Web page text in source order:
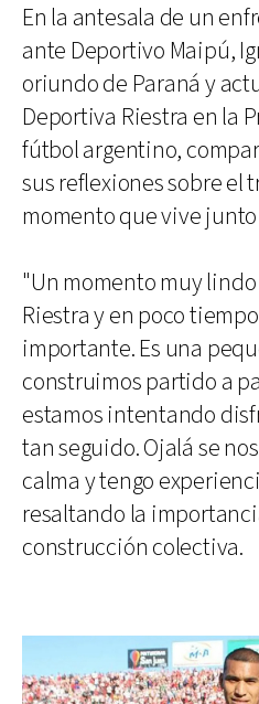
En la antesala de un
ante Deportivo Maipú,
oriundo de Paraná y
Deportiva Riestra en la
fútbol argentino,
sus reflexiones sobre el
momento que vive
"Un momento muy
Riestra y en poco
importante. Es una
construimos partido a
estamos intentando
tan seguido. Ojalá se
calma y tengo
resaltando la
construcción colectiva.